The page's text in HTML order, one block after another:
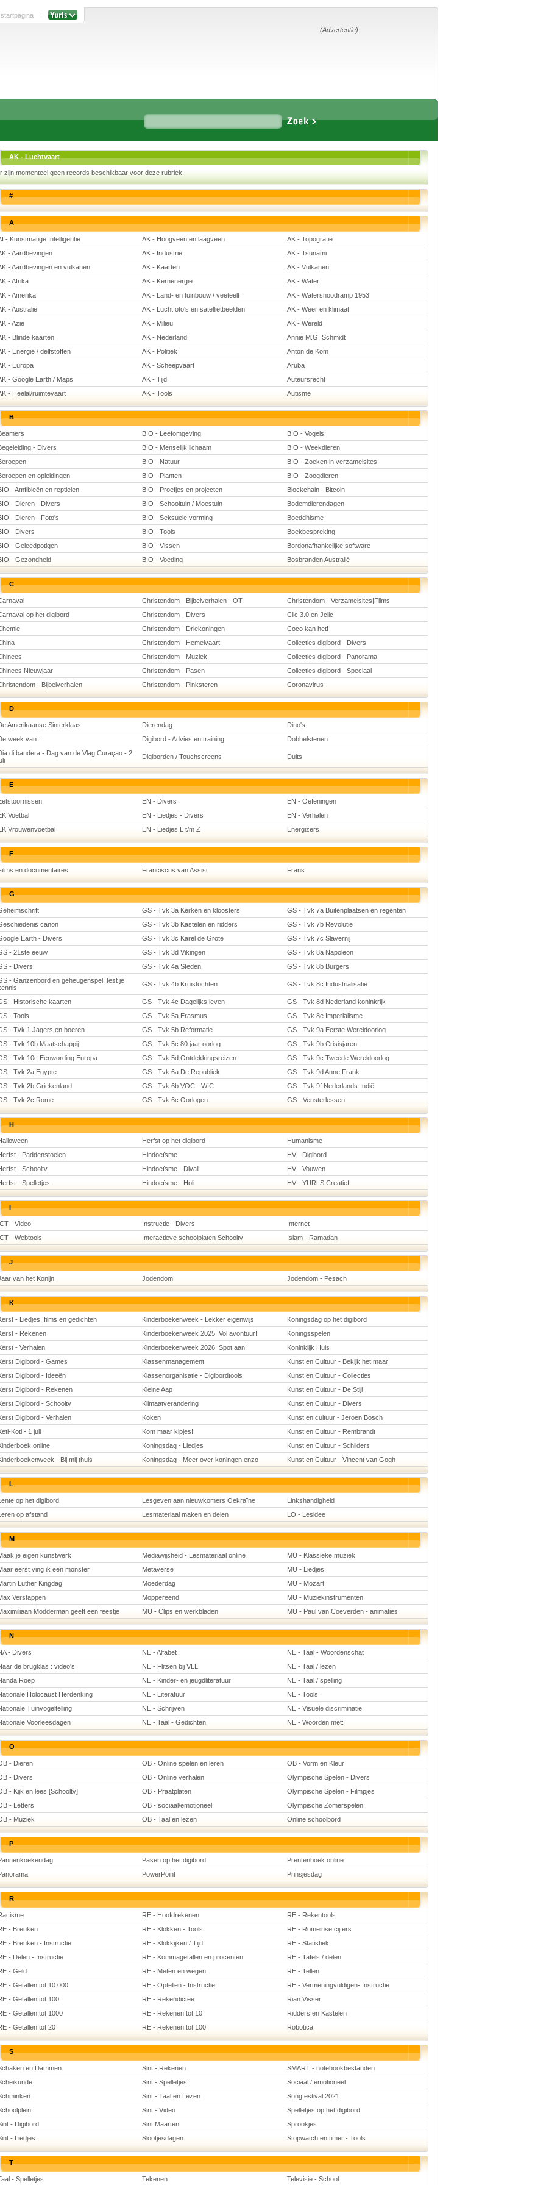
(Advertentie)
AK - Luchtvaart
zijn momenteel geen records beschikbaar voor deze rubriek.
#
A
- Kunstmatige Intelligentie AK - Hoogveen en laagveen
AK - Topografie
- Aardbevingen
AK - Industrie
AK - Tsunami
- Aardbevingen en vulkanen
AK - Kaarten
AK - Vulkanen
- Afrika
AK - Kernenergie
AK - Water
- Amerika
AK - Land- en tuinbouw / veeteelt
AK - Watersnoodramp 1953
- Australië
AK - Luchtfoto's en satellietbeelden
AK - Weer en klimaat
- Azië
AK - Milieu
AK - Wereld
- Blinde kaarten
AK - Nederland
Annie M.G. Schmidt
- Energie / delfstoffen
AK - Politiek
Anton de Kom
- Europa
AK - Scheepvaart
Aruba
- Google Earth / Maps
AK - Tijd
Auteursrecht
- Heelal/ruimtevaart
AK - Tools Autisme
B
BIO - Leefomgeving
BIO - Vogels
- Divers
BIO - Menselijk lichaam
BIO - Weekdieren
BIO - Natuur
BIO - Zoeken in verzamelsites
en opleidingen
BIO - Planten
BIO - Zoogdieren
- Amfibieën en reptielen
BIO - Proefjes en projecten
Blockchain - Bitcoin
- Dieren - Divers
BIO - Schooltuin / Moestuin
Bodemdierendagen
- Dieren - Foto's
BIO - Seksuele vorming
Boeddhisme
- Divers
BIO - Tools
Boekbespreking
- Geleedpotigen
BIO - Vissen
Bordonafhankelijke software
- Gezondheid
BIO - Voeding Bosbranden Australië
C
Christendom - Bijbelverhalen - OT
Christendom - Verzamelsites|Films
op het digibord
Christendom - Divers
Clic 3.0 en Jclic
Christendom - Driekoningen
Coco kan het!
Christendom - Hemelvaart
Collecties digibord - Divers
Christendom - Muziek
Collecties digibord - Panorama
Nieuwjaar
Christendom - Pasen
Collecties digibord - Speciaal
- Bijbelverhalen
Christendom - Pinksteren Coronavirus
D
Amerikaanse Sinterklaas Dierendag
Dino's
week van ...
Digibord - Advies en training
Dobbelstenen
di bandera - Dag van de Vlag Curaçao - 2
Digiborden / Touchscreens Duits
E
EN - Divers
EN - Oefeningen
Voetbal
EN - Liedjes - Divers
EN - Verhalen
Vrouwenvoetbal
EN - Liedjes L t/m Z Energizers
F
en documentaires Franciscus van Assisi Frans
G
GS - Tvk 3a Kerken en kloosters
GS - Tvk 7a Buitenplaatsen en regenten
canon
GS - Tvk 3b Kastelen en ridders
GS - Tvk 7b Revolutie
Earth - Divers
GS - Tvk 3c Karel de Grote
GS - Tvk 7c Slavernij
- 21ste eeuw
GS - Tvk 3d Vikingen
GS - Tvk 8a Napoleon
- Divers
GS - Tvk 4a Steden
GS - Tvk 8b Burgers
- Ganzenbord en geheugenspel: test je
GS - Tvk 4b Kruistochten GS - Tvk 8c Industrialisatie
- Historische kaarten GS - Tvk 4c Dagelijks leven
GS - Tvk 8d Nederland koninkrijk
- Tools
GS - Tvk 5a Erasmus
GS - Tvk 8e Imperialisme
- Tvk 1 Jagers en boeren
GS - Tvk 5b Reformatie
GS - Tvk 9a Eerste Wereldoorlog
- Tvk 10b Maatschappij
GS - Tvk 5c 80 jaar oorlog
GS - Tvk 9b Crisisjaren
- Tvk 10c Eenwording Europa
GS - Tvk 5d Ontdekkingsreizen
GS - Tvk 9c Tweede Wereldoorlog
- Tvk 2a Egypte
GS - Tvk 6a De Republiek
GS - Tvk 9d Anne Frank
- Tvk 2b Griekenland
GS - Tvk 6b VOC - WIC
GS - Tvk 9f Nederlands-Indië
- Tvk 2c Rome
GS - Tvk 6c Oorlogen GS - Vensterlessen
H
Herfst op het digibord
Humanisme
- Paddenstoelen
Hindoeïsme
HV - Digibord
- Schooltv
Hindoeïsme - Divali
HV - Vouwen
- Spelletjes
Hindoeïsme - Holi HV - YURLS Creatief
I
- Video Instructie - Divers
Internet
- Webtools
Interactieve schoolplaten Schooltv Islam - Ramadan
J
van het Konijn Jodendom Jodendom - Pesach
K
- Liedjes, films en gedichten Kinderboekenweek - Lekker eigenwijs
Koningsdag op het digibord
- Rekenen
Kinderboekenweek 2025: Vol avontuur!
Koningsspelen
- Verhalen
Kinderboekenweek 2026: Spot aan!
Koninklijk Huis
Digibord - Games
Klassenmanagement
Kunst en Cultuur - Bekijk het maar!
Digibord - Ideeën
Klassenorganisatie - Digibordtools
Kunst en Cultuur - Collecties
Digibord - Rekenen
Kleine Aap
Kunst en Cultuur - De Stijl
Digibord - Schooltv
Klimaatverandering
Kunst en Cultuur - Divers
Digibord - Verhalen
Koken
Kunst en cultuur - Jeroen Bosch
Koti - 1 juli
Kom maar kipjes!
Kunst en Cultuur - Rembrandt
online
Koningsdag - Liedjes
Kunst en Cultuur - Schilders
- Bij mij thuis
Koningsdag - Meer over koningen enzo Kunst en Cultuur - Vincent van Gogh
L
op het digibord Lesgeven aan nieuwkomers Oekraïne
Linkshandigheid
op afstand
Lesmateriaal maken en delen LO - Lesidee
M
je eigen kunstwerk Mediawijsheid - Lesmateriaal online
MU - Klassieke muziek
eerst ving ik een monster
Metaverse
MU - Liedjes
Luther Kingdag
Moederdag
MU - Mozart
Verstappen
Moppereend
MU - Muziekinstrumenten
Modderman geeft een feestje
MU - Clips en werkbladen MU - Paul van Coeverden - animaties
N
- Divers NE - Alfabet
NE - Taal - Woordenschat
de brugklas : video's
NE - Flitsen bij VLL
NE - Taal / lezen
Roep
NE - Kinder- en jeugdliteratuur
NE - Taal / spelling
Holocaust Herdenking
NE - Literatuur
NE - Tools
Tuinvogeltelling
NE - Schrijven
NE - Visuele discriminatie
Voorleesdagen
NE - Taal - Gedichten NE - Woorden met:
O
- Dieren OB - Online spelen en leren
OB - Vorm en Kleur
- Divers
OB - Online verhalen
Olympische Spelen - Divers
- Kijk en lees [Schooltv]
OB - Praatplaten
Olympische Spelen - Filmpjes
- Letters
OB - sociaal/emotioneel
Olympische Zomerspelen
- Muziek
OB - Taal en lezen Online schoolbord
P
Pasen op het digibord
Prentenboek online
PowerPoint Prinsjesdag
R
RE - Hoofdrekenen
RE - Rekentools
- Breuken
RE - Klokken - Tools
RE - Romeinse cijfers
- Breuken - Instructie
RE - Klokkijken / Tijd
RE - Statistiek
- Delen - Instructie
RE - Kommagetallen en procenten
RE - Tafels / delen
- Geld
RE - Meten en wegen
RE - Tellen
- Getallen tot 10.000
RE - Optellen - Instructie
RE - Vermeningvuldigen- Instructie
- Getallen tot 100
RE - Rekendictee
Rian Visser
- Getallen tot 1000
RE - Rekenen tot 10
Ridders en Kastelen
- Getallen tot 20
RE - Rekenen tot 100 Robotica
S
en Dammen Sint - Rekenen
SMART - notebookbestanden
Sint - Spelletjes
Sociaal / emotioneel
Sint - Taal en Lezen
Songfestival 2021
Sint - Video
Spelletjes op het digibord
- Digibord
Sint Maarten
Sprookjes
- Liedjes
Slootjesdagen Stopwatch en timer - Tools
T
- Spelletjes Tekenen Televisie - School